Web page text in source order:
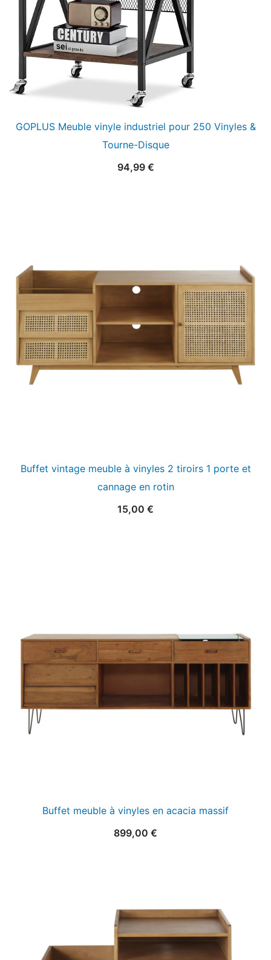
GOPLUS Meuble vinyle industriel pour 250 Vinyles &
Tourne-Disque
94,99 €
Buffet vintage meuble à vinyles 2 tiroirs 1 porte et
cannage en rotin
15,00 €
Buffet meuble à vinyles en acacia massif
899,00 €